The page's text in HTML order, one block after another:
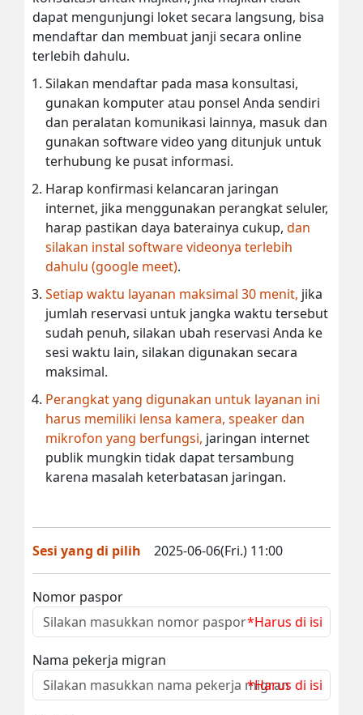
dapat mengunjungi loket secara langsung, bisa
mendaftar dan membuat janji secara online
terlebih dahulu.
Silakan mendaftar pada masa konsultasi,
gunakan komputer atau ponsel Anda sendiri
dan peralatan komunikasi lainnya, masuk dan
gunakan software video yang ditunjuk untuk
terhubung ke pusat informasi.
Harap konfirmasi kelancaran jaringan
internet, jika menggunakan perangkat seluler,
harap pastikan daya baterainya cukup, dan
silakan instal software videonya terlebih
dahulu (google meet).
Setiap waktu layanan maksimal 30 menit, jika
jumlah reservasi untuk jangka waktu tersebut
sudah penuh, silakan ubah reservasi Anda ke
sesi waktu lain, silakan digunakan secara
maksimal.
Perangkat yang digunakan untuk layanan ini
harus memiliki lensa kamera, speaker dan
mikrofon yang berfungsi, jaringan internet
publik mungkin tidak dapat tersambung
karena masalah keterbatasan jaringan.
Sesi yang di pilih 2025-06-06(Fri.) 11:00
Nomor paspor
*Harus di isi
Nama pekerja migran
*Harus di isi